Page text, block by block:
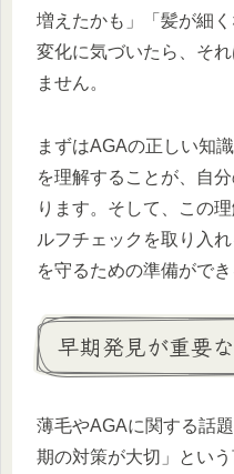
増えたかも」「髪が細
変化に気づいたら、そ
ません。
まずはAGAの正しい知
を理解することが、自
ります。そして、この
ルフチェックを取り入
を守るための準備がで
早期発見が重要
薄毛やAGAに関する話
期の対策が大切」とい